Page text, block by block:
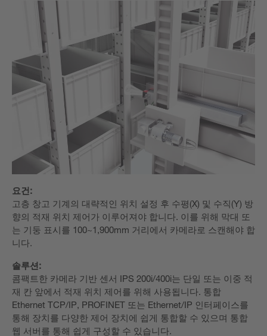
요건:
고층 창고 기계의 대략적인 위치 설정 후 수평(X) 및 수직(Y) 방
향의 적재 위치 제어가 이루어져야 합니다. 이를 위해 막대 또
는 기둥 표시를 100~1,900mm 거리에서 카메라로 스캔해야 합
니다.
솔루션:
콤팩트한 카메라 기반 센서 IPS 200i/400i는 단일 또는 이중 적
재 칸 앞에서 적재 위치 제어를 위해 사용됩니다. 통합
Ethernet TCP/IP, PROFINET 또는 Ethernet/IP 인터페이스를
통해 장치를 다양한 제어 장치에 쉽게 통합할 수 있으며 통합
웹 서버를 통해 쉽게 구성할 수 있습니다.